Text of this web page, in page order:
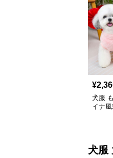
¥
犬服
イナ
犬服